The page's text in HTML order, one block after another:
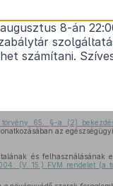
forgalomba
a növényvédő
szóló
89/2004.
törvény 65. §-a (2)
az
és felhasználásának
(V. 15.) FVM rendelet (a
8-án
számítani.